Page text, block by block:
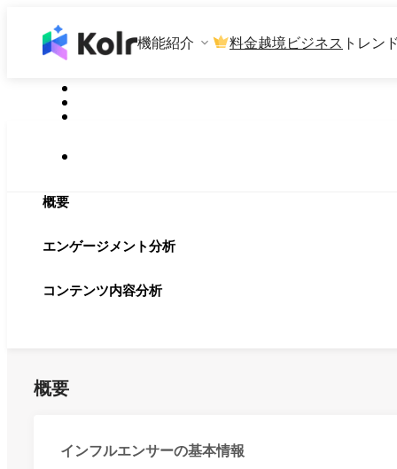
機能紹介 料金越境ビジネス トレン
概要
エンゲージメント分析
コンテンツ内容分析
概要
インフルエンサーの基本情報